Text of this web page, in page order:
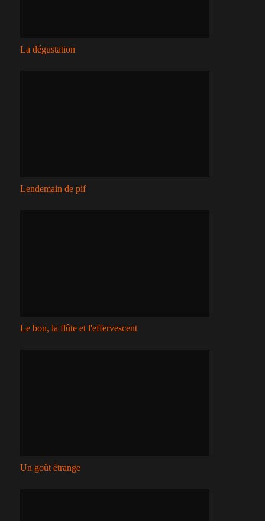
La dégustation
Lendemain de pif
Le bon, la flûte et l'effervescent
Un goût étrange